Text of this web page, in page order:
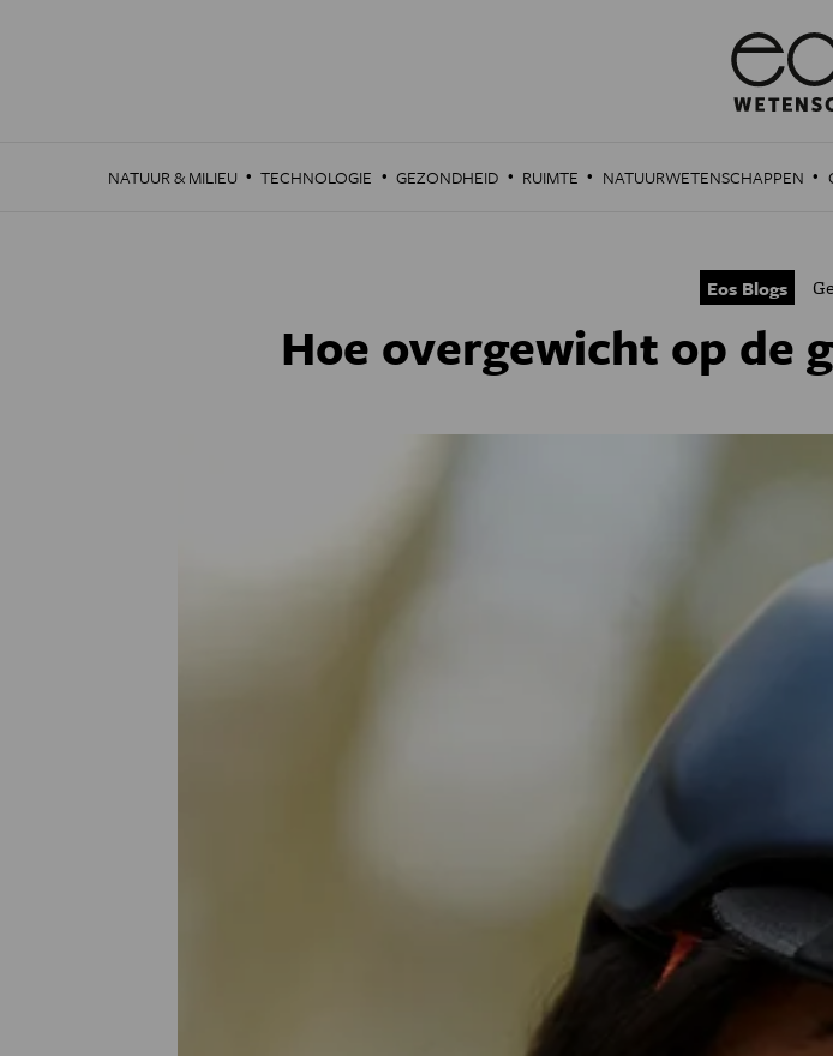
NATUUR & MILIEU · TECHNOLOGIE · GEZONDHEID · RUIMTE · NATUURWETENSCHAPPEN ·
Eos Blogs
Hoe overgewicht op de